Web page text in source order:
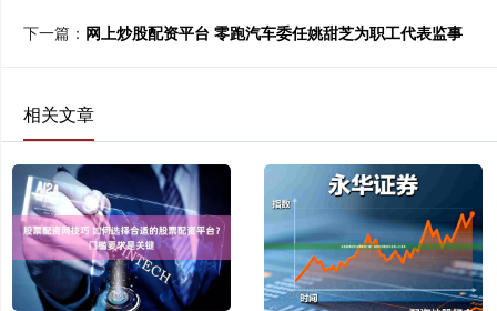
下一篇： 网上炒股配资平台 零跑汽车委任姚甜芝为职工代表监事
相关文章